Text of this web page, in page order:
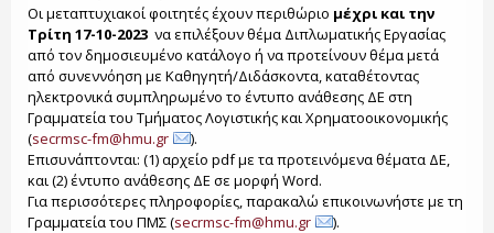
Οι μεταπτυχιακοί φοιτητές έχουν περιθώριο μέχρι και την
Τρίτη 17-10-2023 να επιλέξουν θέμα Διπλωματικής Εργασίας
από τον δημοσιευμένο κατάλογο ή να προτείνουν θέμα μετά
από συνεννόηση με Καθηγητή/Διδάσκοντα, καταθέτοντας
ηλεκτρονικά συμπληρωμένο το έντυπο ανάθεσης ΔΕ στη
Γραμματεία του Τμήματος Λογιστικής και Χρηματοοικονομικής
(secrmsc-fm@hmu.gr
).
Επισυνάπτονται: (1) αρχείο pdf με τα προτεινόμενα θέματα ΔΕ,
και (2) έντυπο ανάθεσης ΔΕ σε μορφή Word.
Για περισσότερες πληροφορίες, παρακαλώ επικοινωνήστε με τη
Γραμματεία του ΠΜΣ (secrmsc-fm@hmu.gr ).